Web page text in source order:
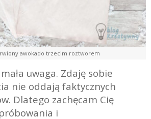
awokado trzecim roztworem
uwaga. Zdaję sobie
nie oddają faktycznych
Dlatego zachęcam Cię
i